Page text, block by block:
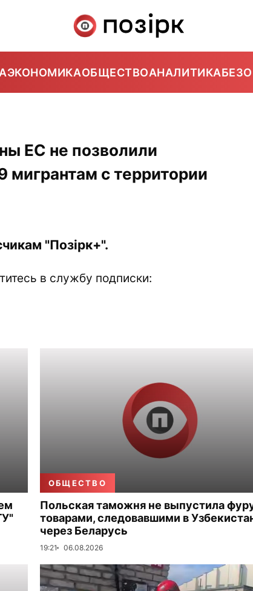
ЭКОНОМИКАОБЩЕСТВОАНАЛИТИКА
ЕС не позволили
мигрантам с территории
"Позірк+".
в службу подписки:
ОБЩЕСТВО
Польская таможня не выпустила
товарами, следовавшими в
через Беларусь
19:21 06.08.2026